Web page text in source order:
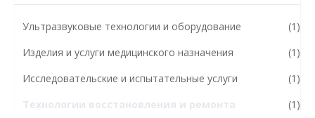
Ультразвуковые технологии и оборудование
(1)
Изделия и услуги медицинского назначения
(1)
Исследовательские и испытательные услуги
(1)
Технологии восстановления и ремонта
(1)